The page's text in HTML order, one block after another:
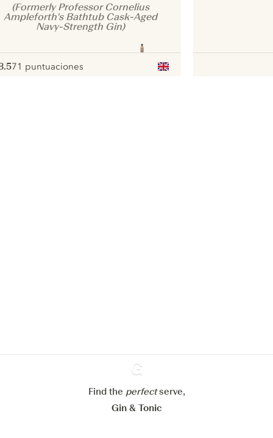
(Formerly Professor Cornelius
Ampleforth's Bathtub Cask-Aged
Navy-Strength Gin)
pour
71 puntuaciones
Ginventory
Find the perfectserve,
Gin & Tonic